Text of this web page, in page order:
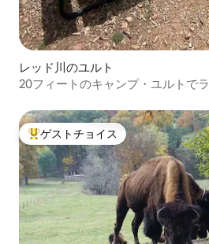
レッド川のユルト
20フィートのキャンプ・ユルトで
大好評のゲストチョイスです。
ゲストチョイス